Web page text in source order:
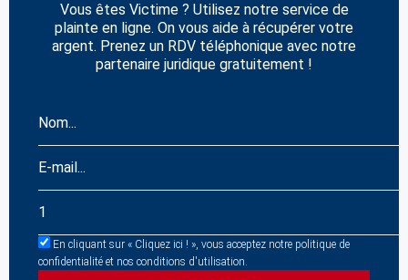
Vous êtes Victime ? Utilisez notre service de
plainte en ligne. On vous aide à récupérer votre
argent. Prenez un RDV téléphonique avec notre
partenaire juridique gratuitement !
En cliquant sur « Cliquez ici ! », vous acceptez notre politique de
confidentialité et nos conditions d'utilisation.